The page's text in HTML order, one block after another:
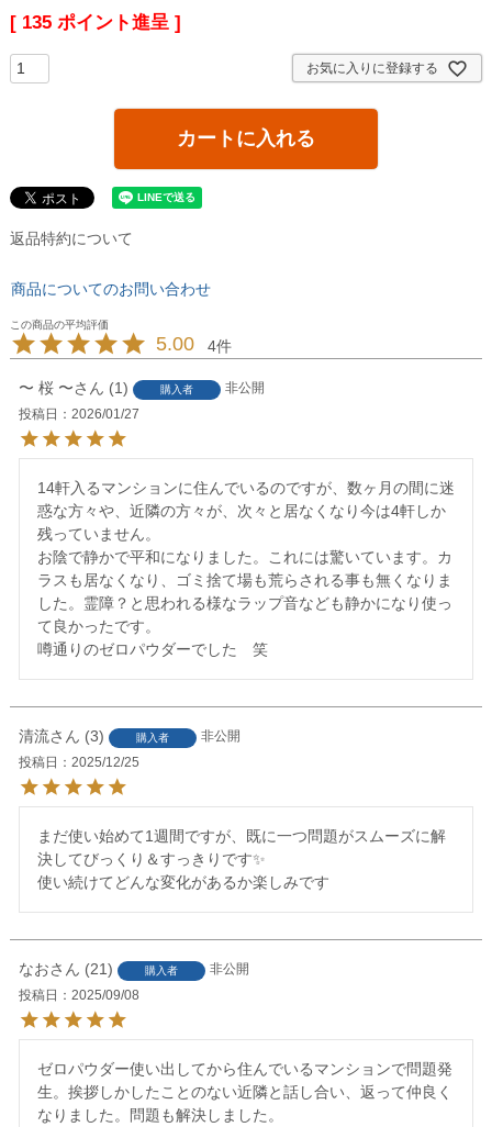
[ 135 ポイント進呈 ]
お気に入りに登録する
カートに入れる
返品特約について
商品についてのお問い合わせ
5.00 4
〜 桜 〜 1 購入者
非公開
投稿日
2026/01/27
14軒入るマンションに住んでいるのですが、数ヶ月の間に迷
惑な方々や、近隣の方々が、次々と居なくなり今は4軒しか
残っていません。
お陰で静かで平和になりました。これには驚いています。カ
ラスも居なくなり、ゴミ捨て場も荒らされる事も無くなりま
した。霊障？と思われる様なラップ音なども静かになり使っ
て良かったです。
噂通りのゼロパウダーでした　笑
清流 3 購入者
非公開
投稿日
2025/12/25
まだ使い始めて1週間ですが、既に一つ問題がスムーズに解
決してびっくり＆すっきりです✨
使い続けてどんな変化があるか楽しみです
なお 21 購入者
非公開
投稿日
2025/09/08
ゼロパウダー使い出してから住んでいるマンションで問題発
生。挨拶しかしたことのない近隣と話し合い、返って仲良く
なりました。問題も解決しました。